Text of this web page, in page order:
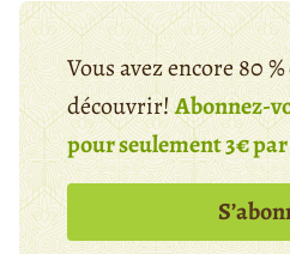
Vous avez encore 80
découvrir!Abonnez-
pour seulement 3€